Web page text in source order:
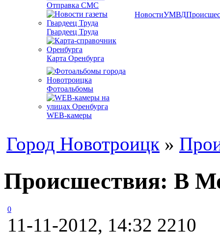
Отправка СМС
Гвардеец Труда
Карта Оренбурга
Фотоальбомы
WEB-камеры
НовостиУМВД
Город Новотроицк »
Происшествия: В
0
11-11-2012, 14:32 2210